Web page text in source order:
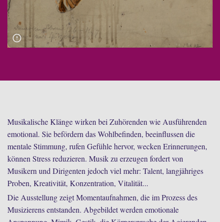
Musikalische Klänge wirken bei Zuhörenden wie Ausführenden
emotional. Sie befördern das Wohlbefinden, beeinflussen die
mentale Stimmung, rufen Gefühle hervor, wecken Erinnerungen,
können Stress reduzieren. Musik zu erzeugen fordert von
Musikern und Dirigenten jedoch viel mehr: Talent, langjähriges
Proben, Kreativität, Konzentration, Vitalität...
Die Ausstellung zeigt Momentaufnahmen, die im Prozess des
Musizierens entstanden. Abgebildet werden emotionale